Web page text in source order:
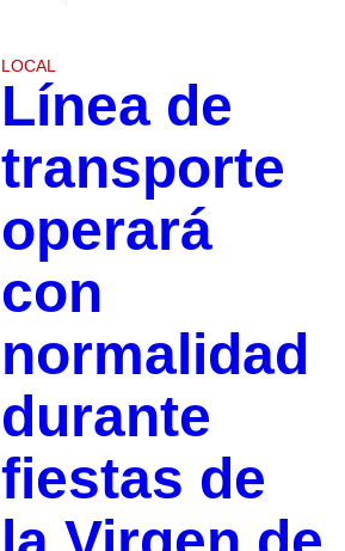
LOCAL
Línea de
transporte
operará
con
normalidad
durante
fiestas de